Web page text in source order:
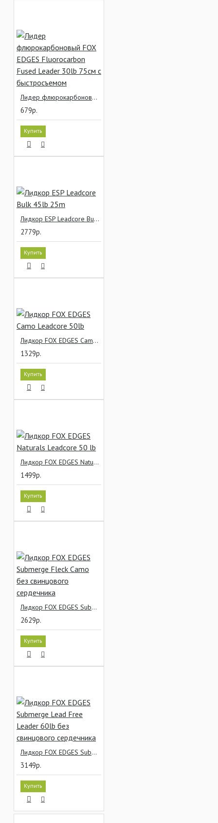
Лидер флюрокарбоновый FOX EDGES Fluorocarbon Fused Leader 30lb 75см с быстросъемом
679р.
Купить
Лидкор ESP Leadcore Bulk 45lb 25m
2779р.
Купить
Лидкор FOX EDGES Camo Leadcore 50lb
1329р.
Купить
Лидкор FOX EDGES Naturals Leadcore 50 lb
1499р.
Купить
Лидкор FOX EDGES Submerge Fleck Camo без свинцового сердечника
2629р.
Купить
Лидкор FOX EDGES Submerge Lead Free Leader 60lb без свинцового сердечника
3149р.
Купить